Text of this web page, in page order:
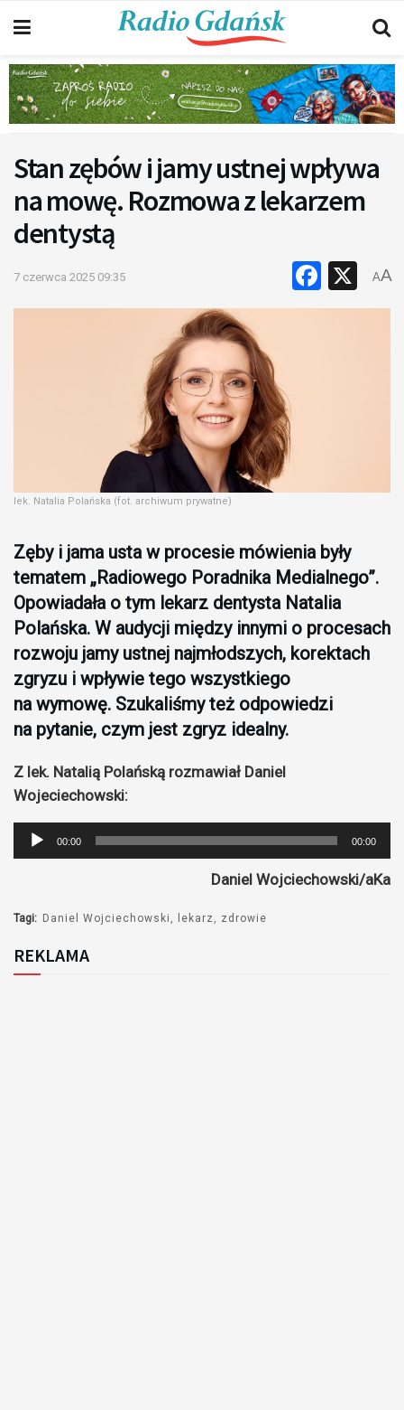
Stan zębów i jamy ustnej wpływa
na mowę. Rozmowa z lekarzem
dentystą
7 czerwca 2025 09:35 X
AA
lek. Natalia Polańska (fot. archiwum prywatne)
Zęby i jama usta w procesie mówienia były
tematem „Radiowego Poradnika Medialnego”.
Opowiadała o tym lekarz dentysta Natalia
Polańska. W audycji między innymi o procesach
rozwoju jamy ustnej najmłodszych, korektach
zgryzu i wpływie tego wszystkiego
na wymowę. Szukaliśmy też odpowiedzi
na pytanie, czym jest zgryz idealny.
Z lek. Natalią Polańską rozmawiał Daniel
Wojeciechowski:
Odtwarzacz
plików
00:00 00:00
Daniel Wojciechowski/aKa
Tagi: Daniel Wojciechowski lekarz zdrowie
REKLAMA